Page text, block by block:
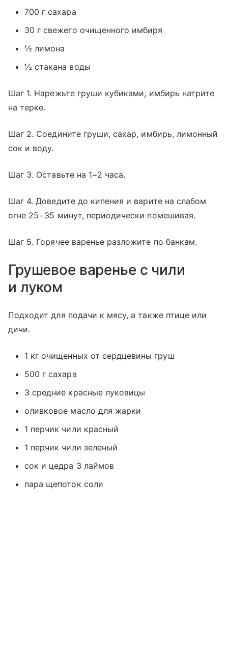
700 г сахара
30 г свежего очищенного имбиря
½ лимона
½ стакана воды
Шаг 1. Нарежьте груши кубиками, имбирь натрите
на терке.
Шаг 2. Соедините груши, сахар, имбирь, лимонный
сок и воду.
Шаг 3. Оставьте на 1−2 часа.
Шаг 4. Доведите до кипения и варите на слабом
огне 25−35 минут, периодически помешивая.
Шаг 5. Горячее варенье разложите по банкам.
Грушевое варенье с чили
и луком
Подходит для подачи к мясу, а также птице или
дичи.
1 кг очищенных от сердцевины груш
500 г сахара
3 средние красные луковицы
оливковое масло для жарки
1 перчик чили красный
1 перчик чили зеленый
сок и цедра 3 лаймов
пара щепоток соли